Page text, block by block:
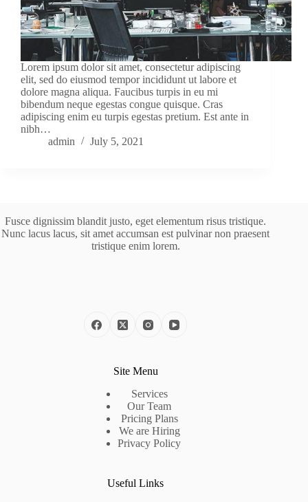
Lorem ipsum dolor sit amet, consectetur adipiscing
elit, sed do eiusmod tempor incididunt ut labore et
dolore magna aliqua. Faucibus turpis in eu mi
bibendum neque egestas congue quisque. Cras
adipiscing enim eu turpis egestas pretium. Est ante in
nibh…
admin
July 5, 2021
Fusce dignissim blandit justo, eget elementum risus tristique.
Nunc lacus lacus, sit amet accumsan est pulvinar non praesent
tristique enim lorem.
Site Menu
Services
Our Team
Pricing Plans
We are Hiring
Privacy Policy
Useful Links